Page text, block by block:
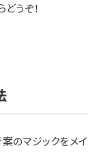
うぞ！
のマジックをメイ